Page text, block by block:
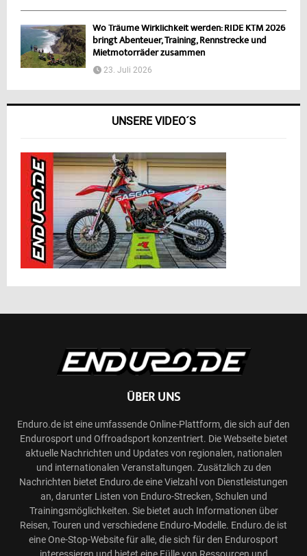
Wo Träume Wirklichkeit werden: RIDE KTM 2026
bringt Abenteuer, Training, Rennstrecke und
Mietmotorräder zusammen
23. Juli 2026
UNSERE VIDEO´S
ÜBER UNS
Enduro.de ist eine umfassende Online-Plattform, die sich auf den
Endurosport und Offroadsport konzentriert. Die Webseite bietet
aktuelle Nachrichten und Updates von regionalen, nationalen
und internationalen Veranstaltungen. Zusätzlich zu den
Nachrichten bietet Enduro.de eine Vielzahl von Dienstleistungen
an, darunter Listen von Enduro-Strecken, Schulen und
Trainingsmöglichkeiten. Sie bietet auch Informationen über
Reisen, Touren und verschiedene Enduro-Modelle. Enduro.de ist
eine One-Stop-Website für alle, die sich für den Endurosport